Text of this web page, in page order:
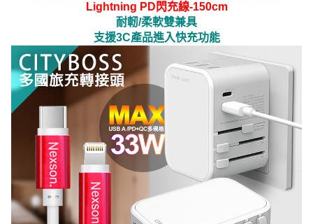
Lightning PD閃充線-150cm
耐軔/柔軟雙兼具
支援3C產品進入快充功能